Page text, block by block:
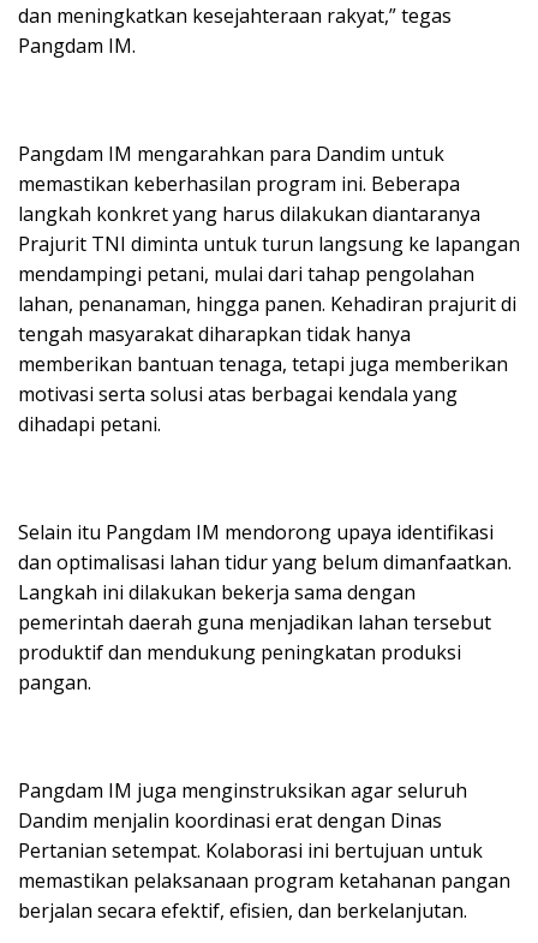
dan meningkatkan kesejahteraan rakyat,” tegas
Pangdam IM.
Pangdam IM mengarahkan para Dandim untuk
memastikan keberhasilan program ini. Beberapa
langkah konkret yang harus dilakukan diantaranya
Prajurit TNI diminta untuk turun langsung ke lapangan
mendampingi petani, mulai dari tahap pengolahan
lahan, penanaman, hingga panen. Kehadiran prajurit di
tengah masyarakat diharapkan tidak hanya
memberikan bantuan tenaga, tetapi juga memberikan
motivasi serta solusi atas berbagai kendala yang
dihadapi petani.
Selain itu Pangdam IM mendorong upaya identifikasi
dan optimalisasi lahan tidur yang belum dimanfaatkan.
Langkah ini dilakukan bekerja sama dengan
pemerintah daerah guna menjadikan lahan tersebut
produktif dan mendukung peningkatan produksi
pangan.
Pangdam IM juga menginstruksikan agar seluruh
Dandim menjalin koordinasi erat dengan Dinas
Pertanian setempat. Kolaborasi ini bertujuan untuk
memastikan pelaksanaan program ketahanan pangan
berjalan secara efektif, efisien, dan berkelanjutan.